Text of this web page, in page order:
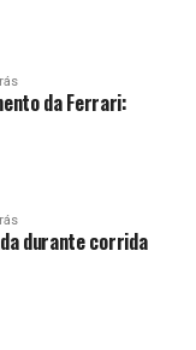
da Ferrari:
durante corrida